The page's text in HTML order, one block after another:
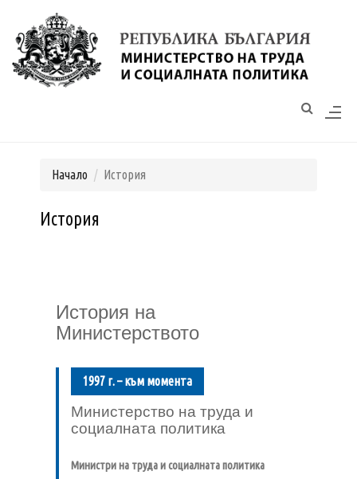
Моля,
обърнете
Начало История
История
История на
Министерството
1997 г. – към момента
Министерство на труда и
социалната политика
Министри на труда и социалната политика